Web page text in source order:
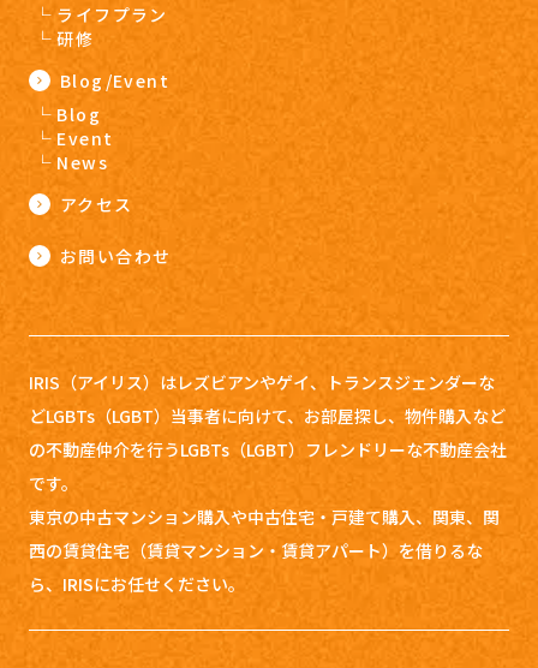
ライフプラン
研修
Blog/Event
Blog
Event
News
アクセス
お問い合わせ
IRIS（アイリス）はレズビアンやゲイ、トランスジェンダーな
どLGBTs（LGBT）当事者に向けて、お部屋探し、 物件購入など
の不動産仲介を行うLGBTs（LGBT）フレンドリーな不動産会社
です。
東京の中古マンション購入や中古住宅・戸建て購入、関東、関
西の賃貸住宅（賃貸マンション・賃貸アパート）を借りるな
ら、IRISにお任せください。